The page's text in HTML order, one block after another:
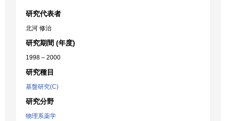
研究代表者
北河 修治
研究期間 (年度)
1998 – 2000
研究種目
基盤研究(C)
研究分野
物理系薬学